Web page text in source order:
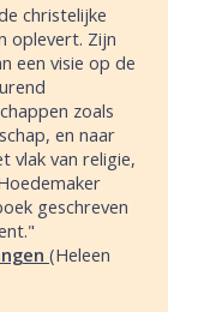
christelijke
oplevert. Zijn
een visie op de
zoals
en naar
vlak van religie,
geschreven
(Heleen